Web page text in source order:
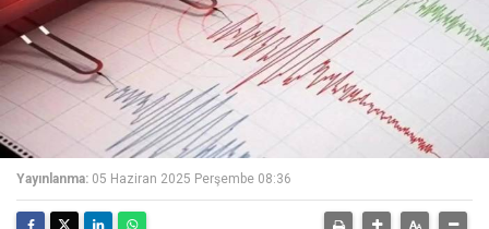
Yayınlanma: 05 Haziran 2025 Perşembe 08:36